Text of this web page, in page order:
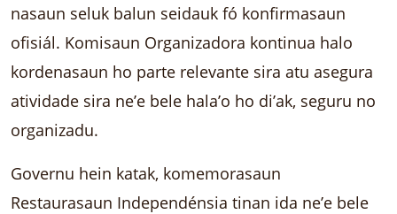
nasaun seluk balun seidauk fó konfirmasaun
ofisiál. Komisaun Organizadora kontinua halo
kordenasaun ho parte relevante sira atu asegura
atividade sira ne’e bele hala’o ho di’ak, seguru no
organizadu.
Governu hein katak, komemorasaun
Restaurasaun Independénsia tinan ida ne’e bele